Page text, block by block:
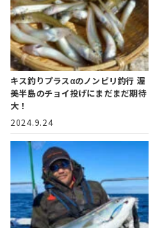
キス釣りプラスαのノンビリ釣行 渥
美半島のチョイ投げにまだまだ期待
大！
2024.9.24